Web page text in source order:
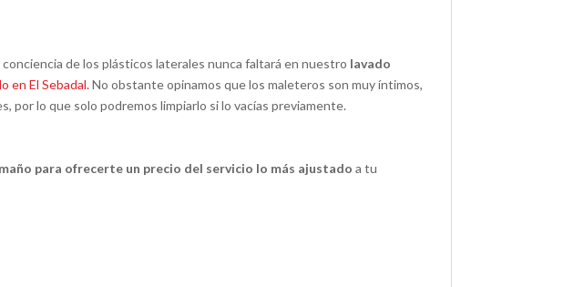
de los plásticos laterales nunca faltará en nuestro lavado
en El Sebadal.No obstante opinamos que los maleteros son muy íntimos,
por lo que solo podremos limpiarlo si lo vacías previamente.
para ofrecerte un precio del servicio lo más ajustado a tu